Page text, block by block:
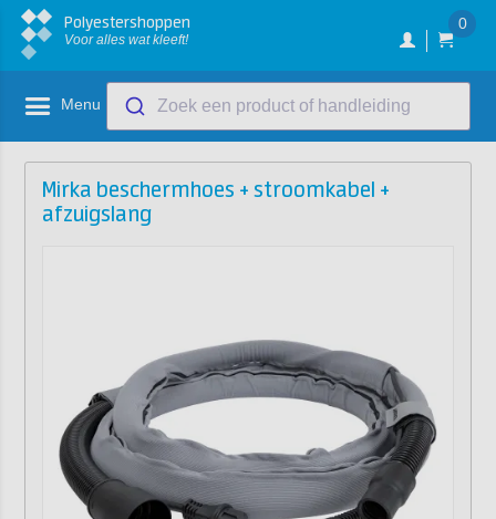
Polyestershoppen
Voor alles wat kleeft!
0
Menu Zoek een product of handleiding
Mirka beschermhoes + stroomkabel +
afzuigslang